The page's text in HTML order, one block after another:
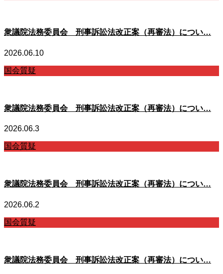
衆議院法務委員会 刑事訴訟法改正案（再審法）につい…
2026.06.10
国会質疑
衆議院法務委員会 刑事訴訟法改正案（再審法）につい…
2026.06.3
国会質疑
衆議院法務委員会 刑事訴訟法改正案（再審法）につい…
2026.06.2
国会質疑
衆議院法務委員会 刑事訴訟法改正案（再審法）につい…